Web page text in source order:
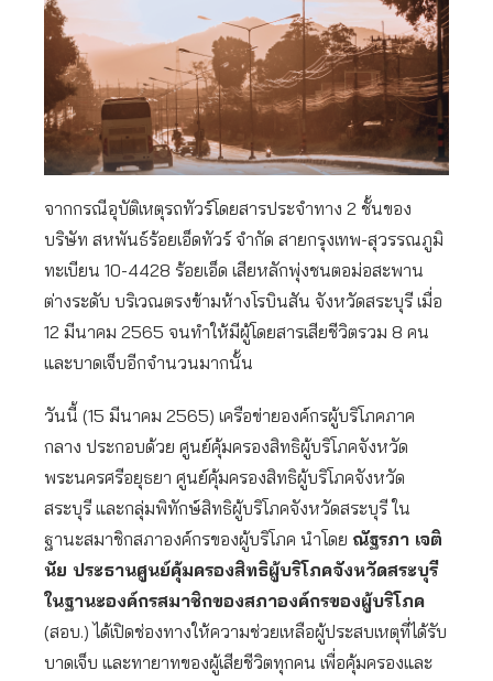
จากกรณีอุบัติเหตุรถทัวร์โดยสารประจำทาง 2 ชั้นของ
บริษัท สหพันธ์ร้อยเอ็ดทัวร์ จำกัด สายกรุงเทพ-สุวรรณภูมิ
ทะเบียน 10-4428 ร้อยเอ็ด เสียหลักพุ่งชนตอม่อสะพาน
ต่างระดับ บริเวณตรงข้ามห้างโรบินสัน จังหวัดสระบุรี เมื่อ
12 มีนาคม 2565 จนทำให้มีผู้โดยสารเสียชีวิตรวม 8 คน
และบาดเจ็บอีกจำนวนมากนั้น
วันนี้ (15 มีนาคม 2565) เครือข่ายองค์กรผู้บริโภคภาค
กลาง ประกอบด้วย ศูนย์คุ้มครองสิทธิผู้บริโภคจังหวัด
พระนครศรีอยุธยา ศูนย์คุ้มครองสิทธิผู้บริโภคจังหวัด
สระบุรี และกลุ่มพิทักษ์สิทธิผู้บริโภคจังหวัดสระบุรี ใน
ฐานะสมาชิกสภาองค์กรของผู้บริโภค นำโดย ณัฐรภา เจติ
นัย ประธานศูนย์คุ้มครองสิทธิผู้บริโภคจังหวัดสระบุรี
ในฐานะองค์กรสมาชิกของสภาองค์กรของผู้บริโภค
(สอบ.) ได้เปิดช่องทางให้ความช่วยเหลือผู้ประสบเหตุที่ได้รับ
บาดเจ็บ และทายาทของผู้เสียชีวิตทุกคน เพื่อคุ้มครองและ